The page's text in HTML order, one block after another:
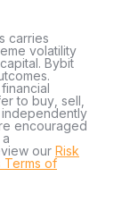
carries
volatility
Bybit
to buy, sell,
independently
encouraged
our Risk
Terms of